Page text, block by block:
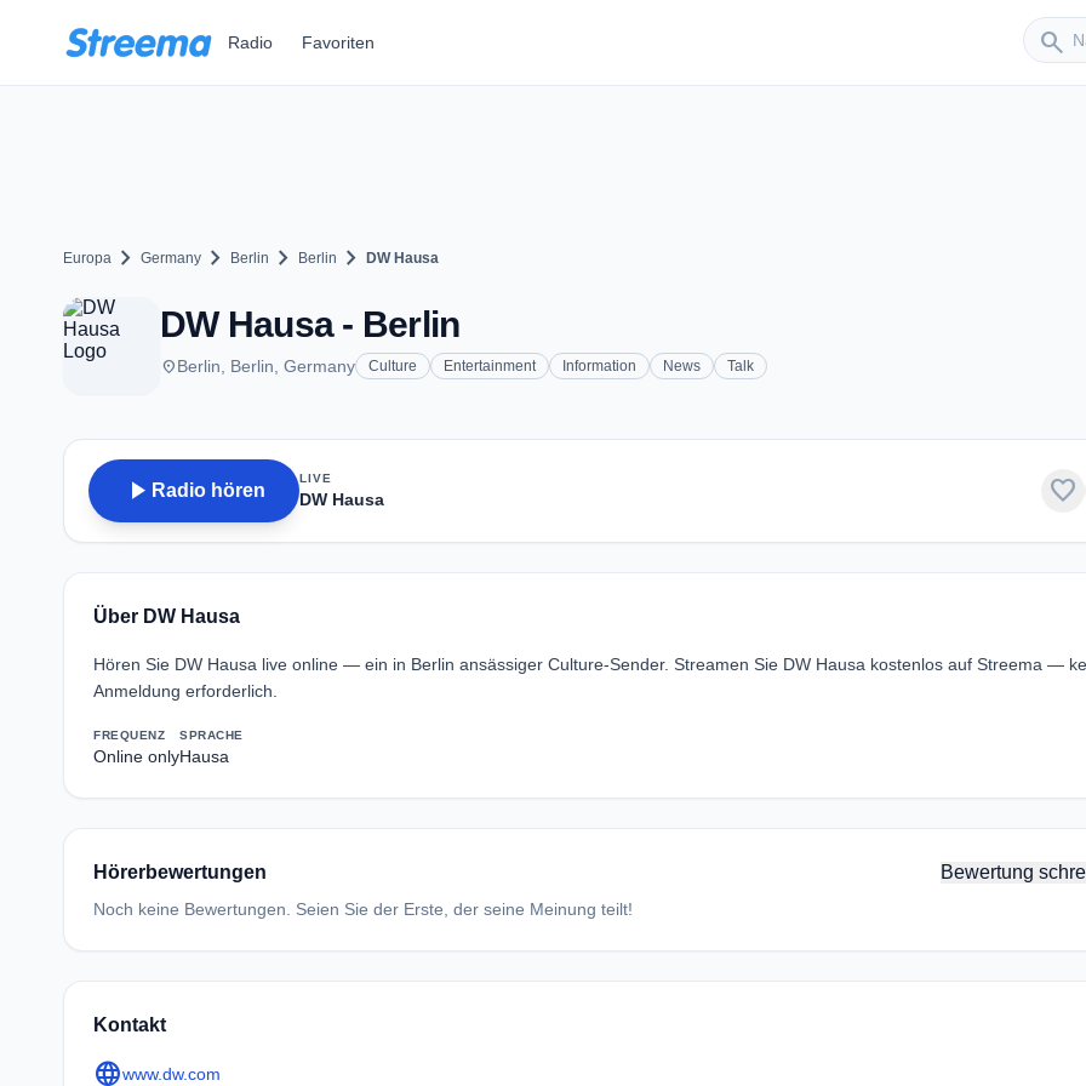
Radio Favoriten search
Sender
Europa chevron_right Germany chevron_right Berlin chevron_right Berlin chevron_right DW Hausa
DW Hausa - Berlin
placeBerlin, Berlin, Germany Culture Entertainment Information News Talk
play_arrow Radio hören
LIVE
DW Hausa favorite
Über DW Hausa
Hören Sie DW Hausa live online — ein in Berlin ansässiger Culture-Sender. Streamen Sie DW Hausa kostenlos auf Streema —
Anmeldung erforderlich.
FREQUENZ
Online only
SPRACHE
Hausa
Hörerbewertungen Bewertung
Noch keine Bewertungen. Seien Sie der Erste, der seine Meinung teilt!
Kontakt
languagewww.dw.com